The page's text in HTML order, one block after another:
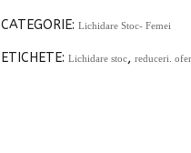
CATEGORIE: Lichidare Stoc- Femei
ETICHETE: Lichidare stoc, reduceri.